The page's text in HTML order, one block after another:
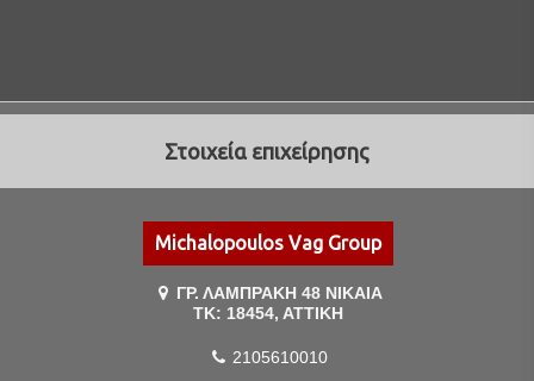
Στοιχεία επιχείρησης
Michalopoulos Vag Group
ΓΡ. ΛΑΜΠΡΑΚΗ 48 ΝΙΚΑΙΑ
ΤΚ: 18454, ΑΤΤΙΚΗ
2105610010